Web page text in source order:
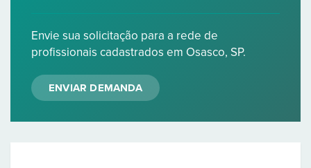
Envie sua solicitação para a rede de
profissionais cadastrados em Osasco, SP.
ENVIAR DEMANDA